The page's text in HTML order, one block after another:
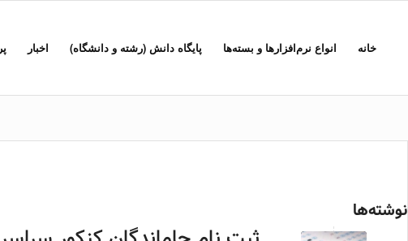
خانه انواع نرم‌افزارها و بسته‌ها پایگاه دانش (رشته و دانشگاه) اخبار
نوشته‌ها